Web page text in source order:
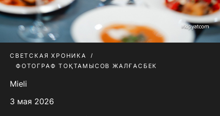
СВЕТСКАЯ ХРОНИКА
ФОТОГРАФ ТОҚТАМЫСОВ ЖАЛҒАСБЕК
Mieli
3 мая 2026